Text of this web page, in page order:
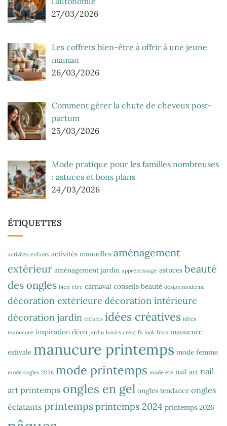
27/03/2026
Les coffrets bien-être à offrir à une jeune
maman
26/03/2026
Comment gérer la chute de cheveux post-
partum
25/03/2026
Mode pratique pour les familles nombreuses
: astuces et bons plans
24/03/2026
ÉTIQUETTES
activités enfants activités manuelles aménagement
extérieur aménagement jardin apprentissage astuces beauté
des ongles bien-être carnaval conseils beauté design moderne
décoration extérieure décoration intérieure
décoration jardin enfants idées créatives idées
manucure inspiration déco jardin loisirs créatifs look frais manucure
estivale manucure printemps mode femme
mode ongles 2026 mode printemps mode été nail art nail
art printemps ongles en gel ongles tendance ongles
éclatants printempsprintemps 2024 printemps 2026